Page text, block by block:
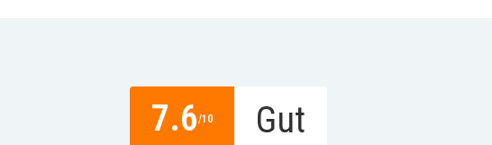
7.6/10 Gut